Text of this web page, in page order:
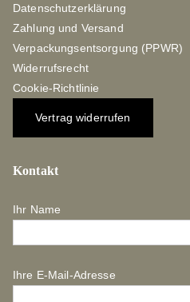
Datenschutzerklärung
Zahlung und Versand
Verpackungsentsorgung (PPWR)
Widerrufsrecht
Cookie-Richtlinie
Vertrag widerrufen
Kontakt
Ihr Name
Ihre E-Mail-Adresse